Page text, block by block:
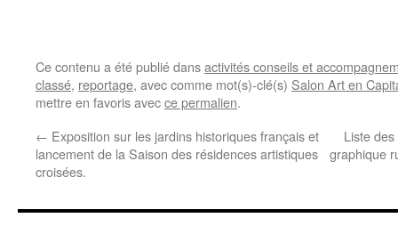
Ce contenu a été publié dansactivités conseils et
classé, reportage, avec comme mot(s)-clé(s) Salon Art en
mettre en favoris avecce permalien.
← Exposition sur les jardins historiques français et
lancement de la Saison des résidences artistiques
croisées.
Liste
graphique